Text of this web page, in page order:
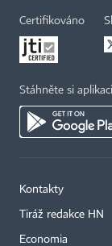
Certifikováno
Stáhněte si
Kontakty
Tiráž redakce HN
Economia